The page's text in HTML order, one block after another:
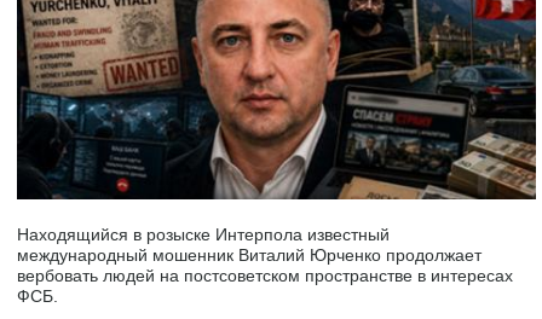
Находящийся в розыске Интерпола известный
международный мошенник Виталий Юрченко продолжает
вербовать людей на постсоветском пространстве в интересах
ФСБ.